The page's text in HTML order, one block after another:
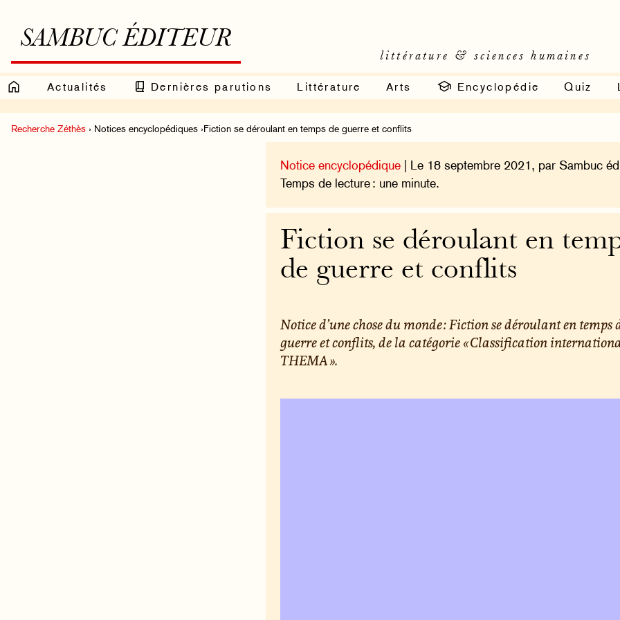
SAMBUC ÉDITEUR
littérature & sciences humaines
Actualités Dernières parutions Littérature Arts Encyclopédie Quiz
Recherche Zéthès › Notices encyclopédiques ›Fiction se déroulant en temps de guerre et conflits
Notice encyclopédique | Le 18 septembre 2021, par Sambuc
Temps de lecture : une minute.
Fiction se déroulant en
de guerre et conflits
Notice d’une chose du monde : Fiction se déroulant en temps
guerre et conflits, de la catégorie « Classification
THEMA ».